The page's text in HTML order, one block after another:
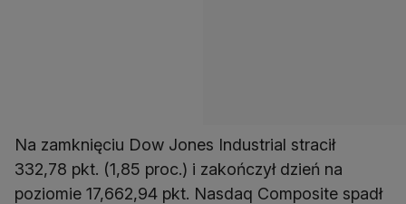
Na zamknięciu Dow Jones Industrial stracił
332,78 pkt. (1,85 proc.) i zakończył dzień na
poziomie 17,662,94 pkt. Nasdaq Composite spadł